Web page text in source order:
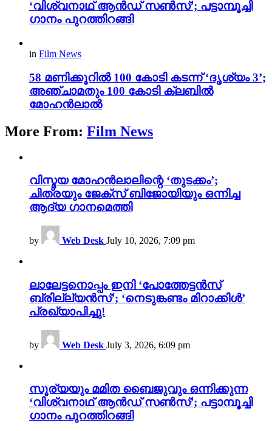
‘വിശ്വനാഥ് ആൻഡ് സൺസ്’; പട്ടാമ്പൂച്ചി
ഗാനം പുറത്തിറങ്ങി
in Film News
58 മണിക്കൂറിൽ 100 കോടി കടന്ന് ‘ദൃശ്യം 3’;
അഞ്ചാമതും 100 കോടി ക്ലബിൽ
മോഹൻലാൽ
More From: Film News
വിസ്മയ മോഹൻലാലിന്റെ ‘തുടക്കം’;
ചിത്രയും ജേക്സ് ബിജോയിയും ഒന്നിച്ച
ആദ്യ ഗാനമെത്തി
by Web Desk July 10, 2026, 7:09 pm
ലാലേട്ടനൊപ്പം ഇനി ‘പോത്തേട്ടൻസ്
ബ്രില്ല്യൻസ്’; ‘നെടുങ്കണ്ടം മിറാക്കിൾ’
പ്രഖ്യാപിച്ചു!
by Web Desk July 3, 2026, 6:09 pm
സൂര്യയും മമിത ബൈജുവും ഒന്നിക്കുന്ന
‘വിശ്വനാഥ് ആൻഡ് സൺസ്’; പട്ടാമ്പൂച്ചി
ഗാനം പുറത്തിറങ്ങി